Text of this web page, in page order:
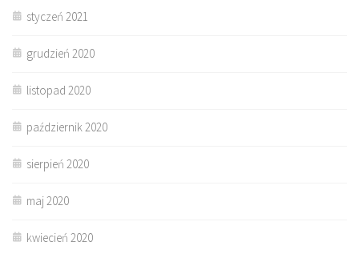
styczeń 2021
grudzień 2020
listopad 2020
październik 2020
sierpień 2020
maj 2020
kwiecień 2020